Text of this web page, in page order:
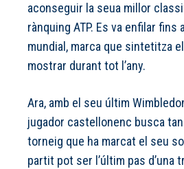
aconseguir la seua millor
rànquing ATP. Es va enfilar fins
mundial, marca que sintetitza
mostrar durant tot l’any.
Ara, amb el seu últim
jugador castellonenc busca
torneig que ha marcat el seu
partit pot ser l’últim pas d’una